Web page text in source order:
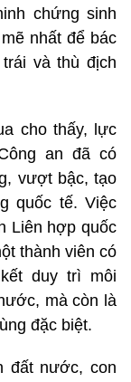
chứng sinh
nhất để bác
và thù địch
cho thấy, lực
an đã có
vượt bậc, tạo
quốc tế. Việc
Liên hợp quốc
thành viên có
duy trì môi
mà còn là
đặc biệt.
đất nước, con